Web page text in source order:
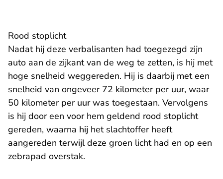
Rood stoplicht
Nadat hij deze verbalisanten had toegezegd zijn
auto aan de zijkant van de weg te zetten, is hij met
hoge snelheid weggereden. Hij is daarbij met een
snelheid van ongeveer 72 kilometer per uur, waar
50 kilometer per uur was toegestaan. Vervolgens
is hij door een voor hem geldend rood stoplicht
gereden, waarna hij het slachtoffer heeft
aangereden terwijl deze groen licht had en op een
zebrapad overstak.